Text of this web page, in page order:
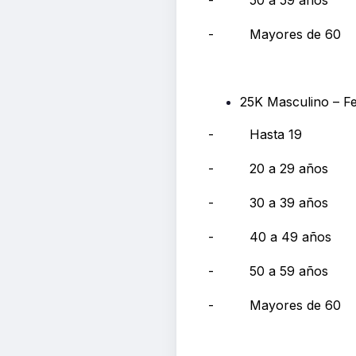
- Mayores de 60
25K Masculino –
- Hasta 19
- 20 a 29 años
- 30 a 39 años
- 40 a 49 años
- 50 a 59 años
- Mayores de 60